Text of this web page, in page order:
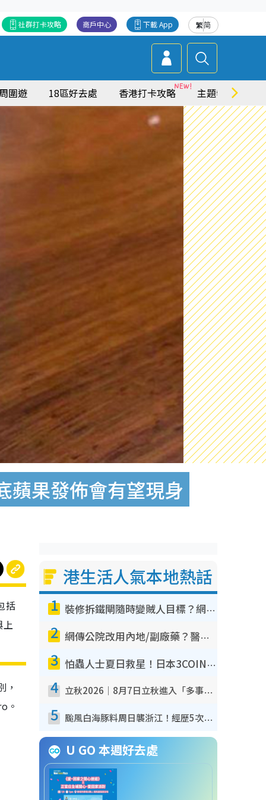
繁简
下載 App
商戶中心
社群打卡攻略
圍遊 18區好去處 香港打卡攻略 主題特集
蘋果發佈會有望現身
括
上
，
。
港生活人氣本地熱話
1 裝修拆鐵閘隨時變賊人目標？網民揭2大關鍵用途：裝新式等於白裝？附新舊鐵閘分別
2 網傳公院改用內地/副廠藥？醫生拆解正副廠分別 揭4類人換藥隨時出事
3 怕蟲人士夏日救星！日本3COINS爆紅驅蟲神器$45起 1招「全程免觸碰」輕鬆搞定小強
4 立秋2026｜8月7日立秋進入「多事之秋」 3件事唔做得！專家教6招開運 清枱頭／銀包納氣接好運
5 颱風白海豚料周日襲浙江！經歷5次「眼牆置換」極罕見 成登陸內地最長途颱風
U GO 本週好去處